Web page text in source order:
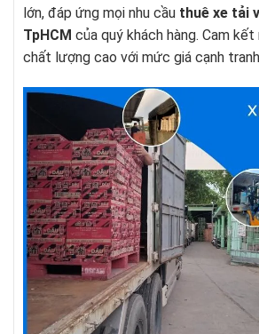
lớn, đáp ứng mọi nhu cầu thuê xe tải
TpHCM của quý khách hàng. Cam
chất lượng cao với mức giá cạnh